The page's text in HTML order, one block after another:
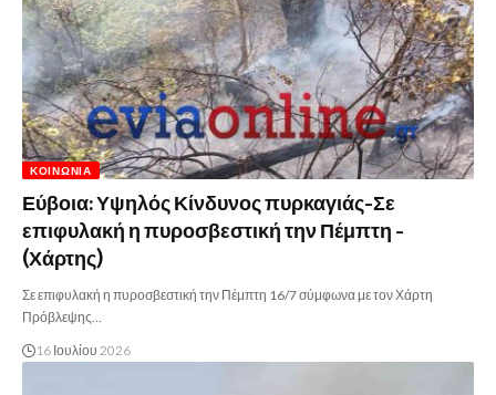
ΚΟΙΝΩΝΊΑ
Εύβοια: Υψηλός Κίνδυνος πυρκαγιάς-Σε
επιφυλακή η πυροσβεστική την Πέμπτη -
(Χάρτης)
Σε επιφυλακή η πυροσβεστική την Πέμπτη 16/7 σύμφωνα με τον Χάρτη
Πρόβλεψης…
16 Ιουλίου 2026